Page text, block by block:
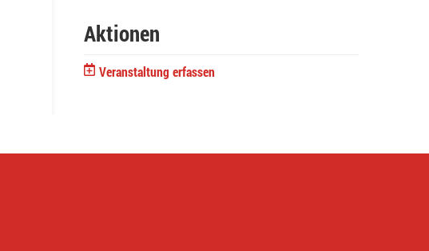
Aktionen
Veranstaltung erfassen